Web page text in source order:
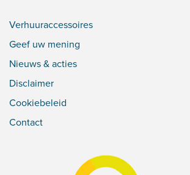
Verhuuraccessoires
Geef uw mening
Nieuws & acties
Disclaimer
Cookiebeleid
Contact